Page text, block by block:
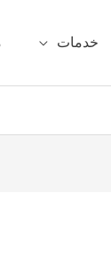
خدمات